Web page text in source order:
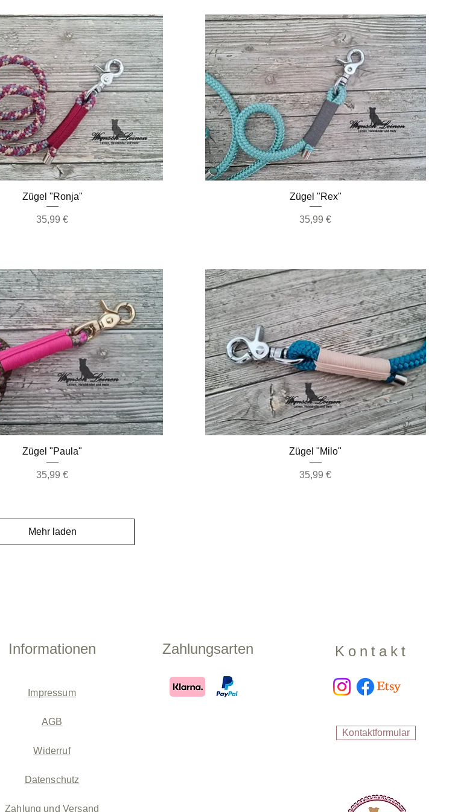
Schnellansicht
Zügel "Ronja"
Preis
35,99 €
Schnellansicht
Zügel "Rex"
Preis
35,99 €
Schnellansicht
Zügel "Paula"
Preis
35,99 €
Schnellansicht
Zügel "Milo"
Preis
35,99 €
Mehr laden
Informationen
Impressum
AGB
Widerruf
Datenschutz
Zahlung und Versand
Zahlungsarten Kontakt
Kontaktformular